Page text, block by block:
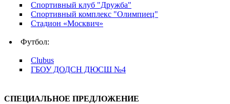
Спортивный клуб "Дружба"
Спортивный комплекс "Олимпиец"
Стадион «Москвич»
Футбол:
Clubus
ГБОУ ДОДСН ДЮСШ №4
СПЕЦИАЛЬНОЕ ПРЕДЛОЖЕНИЕ